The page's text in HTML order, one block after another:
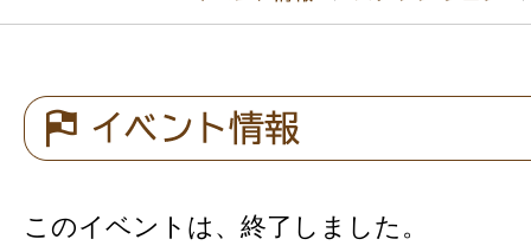
このイベントは、終了しました。